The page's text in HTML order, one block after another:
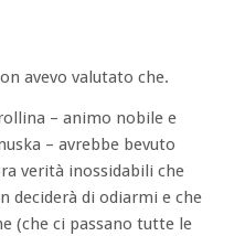
avevo valutato che.
– animo nobile e
– avrebbe bevuto
verità inossidabili che
deciderà di odiarmi e che
(che ci passano tutte le